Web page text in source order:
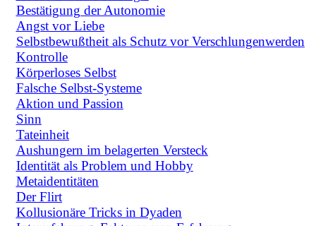
Bestätigung der Autonomie
Angst vor Liebe
Selbstbewußtheit als Schutz vor Verschlungenwerden
Kontrolle
Körperloses Selbst
Falsche Selbst-Systeme
Aktion und Passion
Sinn
Tateinheit
Aushungern im belagerten Versteck
Identität als Problem und Hobby
Metaidentitäten
Der Flirt
Kollusionäre Tricks in Dyaden